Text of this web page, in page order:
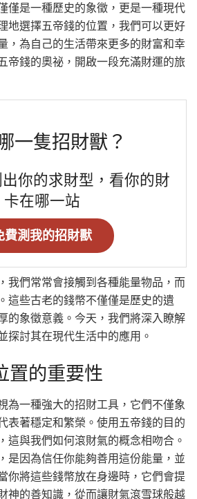
僅是一種歷史的象徵，更是一種現代
地選擇五帝錢的位置，我們可以更好
，為自己的生活帶來更多的財富和幸
帝錢的奧祕，開啟一段充滿財運的旅
一隻招財獸？
你的求財型，看你的財
卡在哪一站
費測我的招財獸
我們常常會接觸到各種能量物品，而
這些古老的錢幣不僅僅是歷史的遺
的象徵意義。今天，我們將深入瞭解
探討其在現代生活中的應用。
置的重要性
為一種強大的招財工具，它們不僅象
表著穩定和繁榮。使用五帝錢的目的
這與我們如何滾財氣的概念相吻合。
是因為信任你能夠善用這份能量，並
你將這些錢幣放在身邊時，它們會提
神的善知識，從而讓財氣滾雪球般越